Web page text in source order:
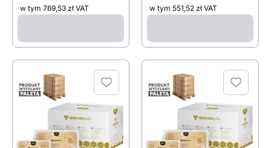
w tym 769,53 zł VAT w tym 551,52 zł VAT